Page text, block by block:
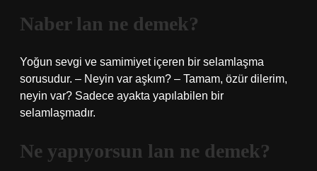
Naber lan ne demek?
Yoğun sevgi ve samimiyet içeren bir selamlaşma
sorusudur. – Neyin var aşkım? – Tamam, özür dilerim,
neyin var? Sadece ayakta yapılabilen bir
selamlaşmadır.
Ne yapıyorsun lan ne demek?